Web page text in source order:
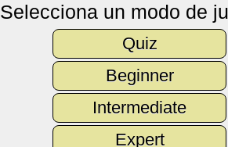
Selecciona un modo de
Quiz
Beginner
Intermediate
Expert